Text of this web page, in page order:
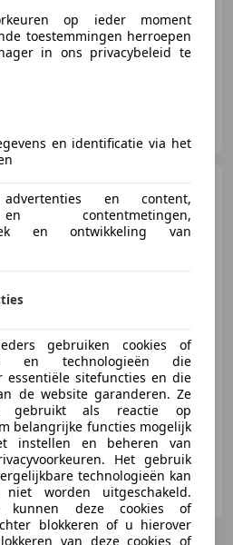
TSI Life | Climate Control | Cr.
Control Adapt
Benzine
82 kW (111 PK)
Weert
op ieder moment
toestemmingen herroepen
in ons privacybeleid te
en identificatie via het
advertenties en content,
contentmetingen,
en ontwikkeling van
gebruiken cookies of
en technologieën die
essentiële sitefuncties en die
de website garanderen. Ze
gebruikt als reactie op
belangrijke functies mogelijk
instellen en beheren van
Het gebruik
technologieën kan
niet worden uitgeschakeld.
kunnen deze cookies of
blokkeren of u hierover
van deze cookies of